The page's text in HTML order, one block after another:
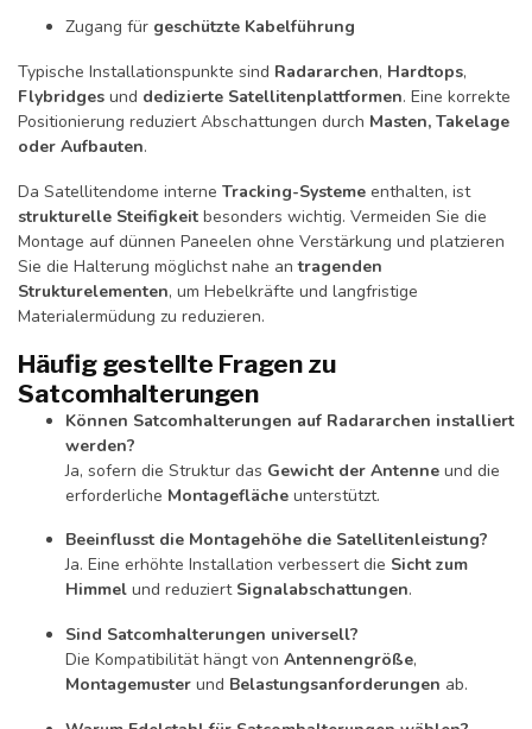
Zugang für geschützte Kabelführung
Typische Installationspunkte sind Radararchen, Hardtops,
Flybridges und dedizierte Satellitenplattformen. Eine korrekte
Positionierung reduziert Abschattungen durch Masten, Takelage
oder Aufbauten.
Da Satellitendome interne Tracking-Systeme enthalten, ist
strukturelle Steifigkeit besonders wichtig. Vermeiden Sie die
Montage auf dünnen Paneelen ohne Verstärkung und platzieren
Sie die Halterung möglichst nahe antragenden
Strukturelementen, um Hebelkräfte und langfristige
Materialermüdung zu reduzieren.
Häufig gestellte Fragen zu
Satcomhalterungen
Können Satcomhalterungen auf Radararchen installiert
werden?
Ja, sofern die Struktur das Gewicht der Antenne und die
erforderliche Montagefläche unterstützt.
Beeinflusst die Montagehöhe die Satellitenleistung?
Ja. Eine erhöhte Installation verbessert die Sicht zum
Himmel und reduziert Signalabschattungen.
Sind Satcomhalterungen universell?
Die Kompatibilität hängt von Antennengröße,
Montagemuster und Belastungsanforderungen ab.